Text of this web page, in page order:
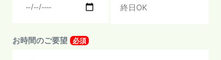
お時間のご要望 必須